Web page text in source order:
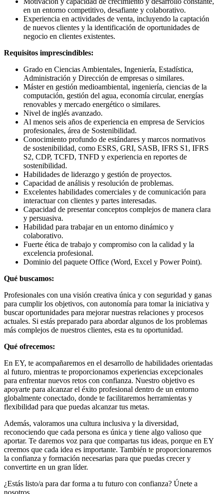
en un entorno competitivo, desafiante y colaborativo.
Experiencia en actividades de venta, incluyendo la captación
de nuevos clientes y la identificación de oportunidades de
negocio en clientes existentes.
Requisitos imprescindibles:
Grado en Ciencias Ambientales, Ingeniería, Estadística,
Administración y Dirección de empresas o similares.
Máster en gestión medioambiental, ingeniería, ciencias de la
computación, gestión del agua, economía circular, energías
renovables y mercado energético o similares.
Nivel de inglés avanzado.
Al menos seis años de experiencia en empresa de Servicios
profesionales, área de Sostenibilidad.
Conocimiento profundo de estándares y marcos normativos
de sostenibilidad, como ESRS, GRI, SASB, IFRS S1, IFRS
S2, CDP, TCFD, TNFD y experiencia en reportes de
sostenibilidad.
Habilidades de liderazgo y gestión de proyectos.
Capacidad de análisis y resolución de problemas.
Excelentes habilidades comerciales y de comunicación para
interactuar con clientes y partes interesadas.
Capacidad de presentar conceptos complejos de manera clara
y persuasiva.
Habilidad para trabajar en un entorno dinámico y
colaborativo.
Fuerte ética de trabajo y compromiso con la calidad y la
excelencia profesional.
Dominio del paquete Office (Word, Excel y Power Point).
Qué buscamos:
Profesionales con una visión creativa única y con seguridad y ganas
para cumplir los objetivos, con autonomía para tomar la iniciativa y
buscar oportunidades para mejorar nuestras relaciones y procesos
actuales. Si estás preparado para abordar algunos de los problemas
más complejos de nuestros clientes, esta es tu oportunidad.
Qué ofrecemos:
En EY, te acompañaremos en el desarrollo de habilidades orientadas
al futuro, mientras te proporcionamos experiencias excepcionales
para enfrentar nuevos retos con confianza. Nuestro objetivo es
apoyarte para alcanzar el éxito profesional dentro de un entorno
globalmente conectado, donde te facilitaremos herramientas y
flexibilidad para que puedas alcanzar tus metas.
Además, valoramos una cultura inclusiva y la diversidad,
reconociendo que cada persona es única y tiene algo valioso que
aportar. Te daremos voz para que compartas tus ideas, porque en EY
creemos que cada idea es importante. También te proporcionaremos
la confianza y formación necesarias para que puedas crecer y
convertirte en un gran líder.
¿Estás listo/a para dar forma a tu futuro con confianza? Únete a
nosotros